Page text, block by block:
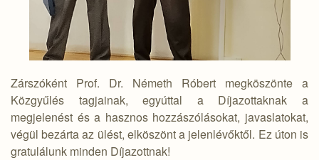
Zárszóként Prof. Dr. Németh Róbert megköszönte a
Közgyűlés tagjainak, egyúttal a Díjazottaknak a
megjelenést és a hasznos hozzászólásokat, javaslatokat,
végül bezárta az ülést, elköszönt a jelenlévőktől. Ez úton is
gratulálunk minden Díjazottnak!